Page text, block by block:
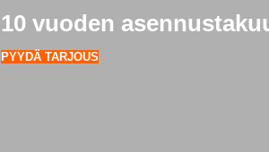
10 vuoden
PYYDÄ TARJOUS